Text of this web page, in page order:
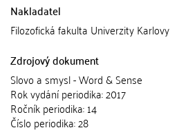
Nakladatel
Filozofická fakulta Univerzity Karlovy
Zdrojový dokument
Slovo a smysl - Word & Sense
Rok vydání periodika: 2017
Ročník periodika: 14
Číslo periodika: 28